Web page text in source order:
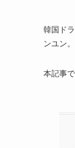
韓国ド
ンユン。
本記事